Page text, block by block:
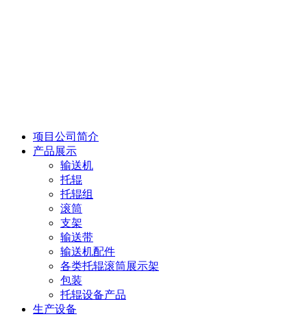
项目公司简介
产品展示
输送机
托辊
托辊组
滚筒
支架
输送带
输送机配件
各类托辊滚筒展示架
包装
托辊设备产品
生产设备